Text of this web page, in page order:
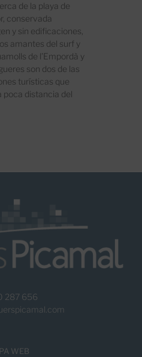
de la playa de
conservada
y sin edificaciones,
amantes del surf y
de l’Empordà y
son dos de las
turísticas que
distancia del
287 656
WEB